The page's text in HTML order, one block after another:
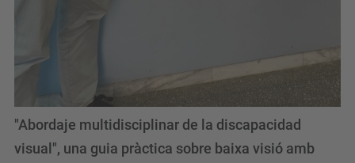
"Abordaje multidisciplinar de la discapacidad
visual", una guia pràctica sobre baixa visió amb